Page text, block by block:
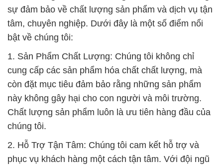
sự đảm bảo về chất lượng sản phẩm và dịch vụ tận
tâm, chuyên nghiệp. Dưới đây là một số điểm nổi
bật về chúng tôi:
1. Sản Phẩm Chất Lượng: Chúng tôi không chỉ
cung cấp các sản phẩm hóa chất chất lượng, mà
còn đặt mục tiêu đảm bảo rằng những sản phẩm
này không gây hại cho con người và môi trường.
Chất lượng sản phẩm luôn là ưu tiên hàng đầu của
chúng tôi.
2. Hỗ Trợ Tận Tâm: Chúng tôi cam kết hỗ trợ và
phục vụ khách hàng một cách tận tâm. Với đội ngũ